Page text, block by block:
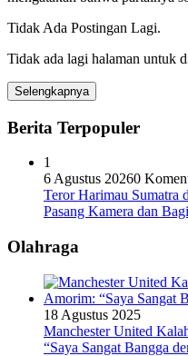
Tidak Ada Postingan Lagi.
Tidak ada lagi halaman untuk
Selengkapnya
Berita Terpopuler
1
6 Agustus 20260
Teror Harimau Sumatra
Pasang Kamera dan
Olahraga
18 Agustus 2025
Manchester United
“Saya Sangat Bangga